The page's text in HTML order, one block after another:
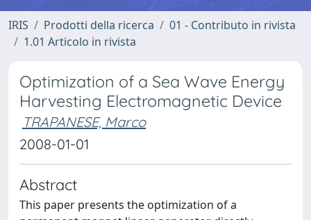
IRIS Prodotti della ricerca
01 - Contributo in rivista
1.01 Articolo in rivista
Optimization of a Sea Wave Energy
Harvesting Electromagnetic Device
TRAPANESE, Marco
2008-01-01
Abstract
This paper presents the optimization of a